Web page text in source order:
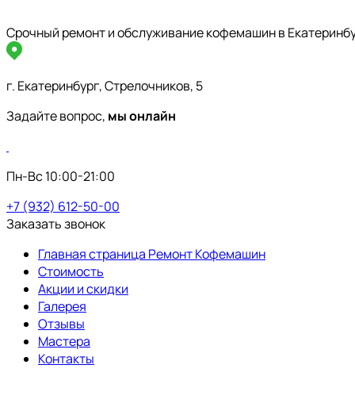
Срочный ремонт и обслуживание кофемашин в
г. Екатеринбург, Стрелочников, 5
Задайте вопрос, мы онлайн
Пн-Вс 10:00-21:00
+7 (932) 612-50-00
Заказать звонок
Главная страница Ремонт Кофемашин
Стоимость
Акции и скидки
Галерея
Отзывы
Мастера
Контакты